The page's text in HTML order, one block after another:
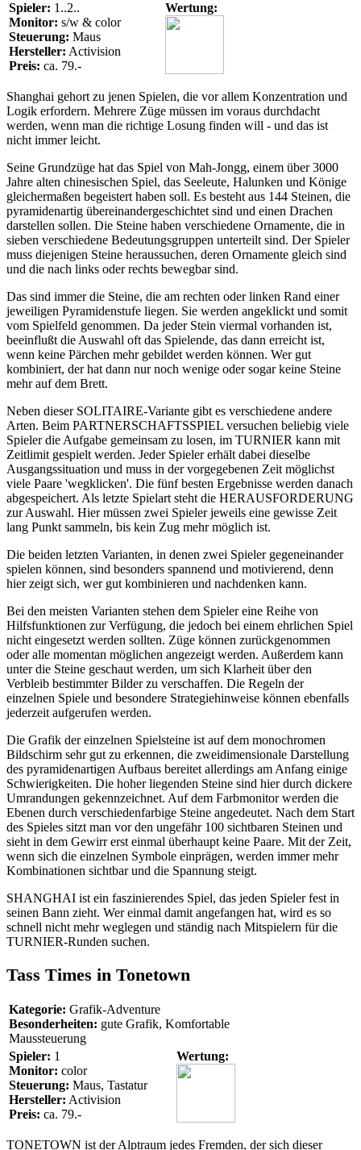
Spieler: 1..2..
Monitor: s/w & color
Steuerung: Maus
Hersteller: Activision
Preis: ca. 79.-
Wertung:
Shanghai gehort zu jenen Spielen, die vor allem Konzentration und
Logik erfordern. Mehrere Züge müssen im voraus durchdacht
werden, wenn man die richtige Losung finden will - und das ist
nicht immer leicht.
Seine Grundzüge hat das Spiel von Mah-Jongg, einem über 3000
Jahre alten chinesischen Spiel, das Seeleute, Halunken und Könige
gleichermaßen begeistert haben soll. Es besteht aus 144 Steinen, die
pyramidenartig übereinandergeschichtet sind und einen Drachen
darstellen sollen. Die Steine haben verschiedene Ornamente, die in
sieben verschiedene Bedeutungsgruppen unterteilt sind. Der Spieler
muss diejenigen Steine heraussuchen, deren Ornamente gleich sind
und die nach links oder rechts bewegbar sind.
Das sind immer die Steine, die am rechten oder linken Rand einer
jeweiligen Pyramidenstufe liegen. Sie werden angeklickt und somit
vom Spielfeld genommen. Da jeder Stein viermal vorhanden ist,
beeinflußt die Auswahl oft das Spielende, das dann erreicht ist,
wenn keine Pärchen mehr gebildet werden können. Wer gut
kombiniert, der hat dann nur noch wenige oder sogar keine Steine
mehr auf dem Brett.
Neben dieser SOLITAIRE-Variante gibt es verschiedene andere
Arten. Beim PARTNERSCHAFTSSPIEL versuchen beliebig viele
Spieler die Aufgabe gemeinsam zu losen, im TURNIER kann mit
Zeitlimit gespielt werden. Jeder Spieler erhält dabei dieselbe
Ausgangssituation und muss in der vorgegebenen Zeit möglichst
viele Paare 'wegklicken'. Die fünf besten Ergebnisse werden danach
abgespeichert. Als letzte Spielart steht die HERAUSFORDERUNG
zur Auswahl. Hier müssen zwei Spieler jeweils eine gewisse Zeit
lang Punkt sammeln, bis kein Zug mehr möglich ist.
Die beiden letzten Varianten, in denen zwei Spieler gegeneinander
spielen können, sind besonders spannend und motivierend, denn
hier zeigt sich, wer gut kombinieren und nachdenken kann.
Bei den meisten Varianten stehen dem Spieler eine Reihe von
Hilfsfunktionen zur Verfügung, die jedoch bei einem ehrlichen Spiel
nicht eingesetzt werden sollten. Züge können zurückgenommen
oder alle momentan möglichen angezeigt werden. Außerdem kann
unter die Steine geschaut werden, um sich Klarheit über den
Verbleib bestimmter Bilder zu verschaffen. Die Regeln der
einzelnen Spiele und besondere Strategiehinweise können ebenfalls
jederzeit aufgerufen werden.
Die Grafik der einzelnen Spielsteine ist auf dem monochromen
Bildschirm sehr gut zu erkennen, die zweidimensionale Darstellung
des pyramidenartigen Aufbaus bereitet allerdings am Anfang einige
Schwierigkeiten. Die hoher liegenden Steine sind hier durch dickere
Umrandungen gekennzeichnet. Auf dem Farbmonitor werden die
Ebenen durch verschiedenfarbige Steine angedeutet. Nach dem Start
des Spieles sitzt man vor den ungefähr 100 sichtbaren Steinen und
sieht in dem Gewirr erst einmal überhaupt keine Paare. Mit der Zeit,
wenn sich die einzelnen Symbole einprägen, werden immer mehr
Kombinationen sichtbar und die Spannung steigt.
SHANGHAI ist ein faszinierendes Spiel, das jeden Spieler fest in
seinen Bann zieht. Wer einmal damit angefangen hat, wird es so
schnell nicht mehr weglegen und ständig nach Mitspielern für die
TURNIER-Runden suchen.
Tass Times in Tonetown
Kategorie: Grafik-Adventure
Besonderheiten: gute Grafik, Komfortable
Maussteuerung
Spieler: 1
Monitor: color
Steuerung: Maus, Tastatur
Hersteller: Activision
Preis: ca. 79.-
Wertung:
TONETOWN ist der Alptraum jedes Fremden, der sich dieser